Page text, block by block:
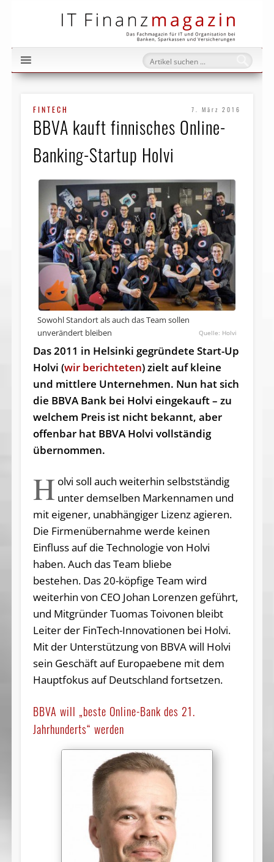
FINTECH 7. März 2016
BBVA kauft finnisches Online-
Banking-Startup Holvi
Sowohl Standort als auch das Team sollen
unverändert bleiben
Holvi
Das 2011 in Helsinki gegründete Start-Up
Holvi (wir berichteten) zielt auf kleine
und mittlere Unternehmen. Nun hat sich
die BBVA Bank bei Holvi eingekauft – zu
welchem Preis ist nicht bekannt, aber
offenbar hat BBVA Holvi vollständig
übernommen.
H olvi soll auch weiterhin selbstständig
unter demselben Markennamen und
mit eigener, unabhängiger Lizenz agieren.
Die Firmenübernahme werde keinen
Einfluss auf die Technologie von Holvi
haben. Auch das Team bliebe
bestehen. Das 20-köpfige Team wird
weiterhin von CEO Johan Lorenzen geführt,
und Mitgründer Tuomas Toivonen bleibt
Leiter der FinTech-Innovationen bei Holvi.
Mit der Unterstützung von BBVA will Holvi
sein Geschäft auf Europaebene mit dem
Hauptfokus auf Deutschland fortsetzen.
BBVA will „beste Online-Bank des 21.
Jahrhunderts“ werden